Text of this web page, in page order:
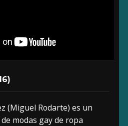
(Miguel Rodarte) es un
modas gay de ropa